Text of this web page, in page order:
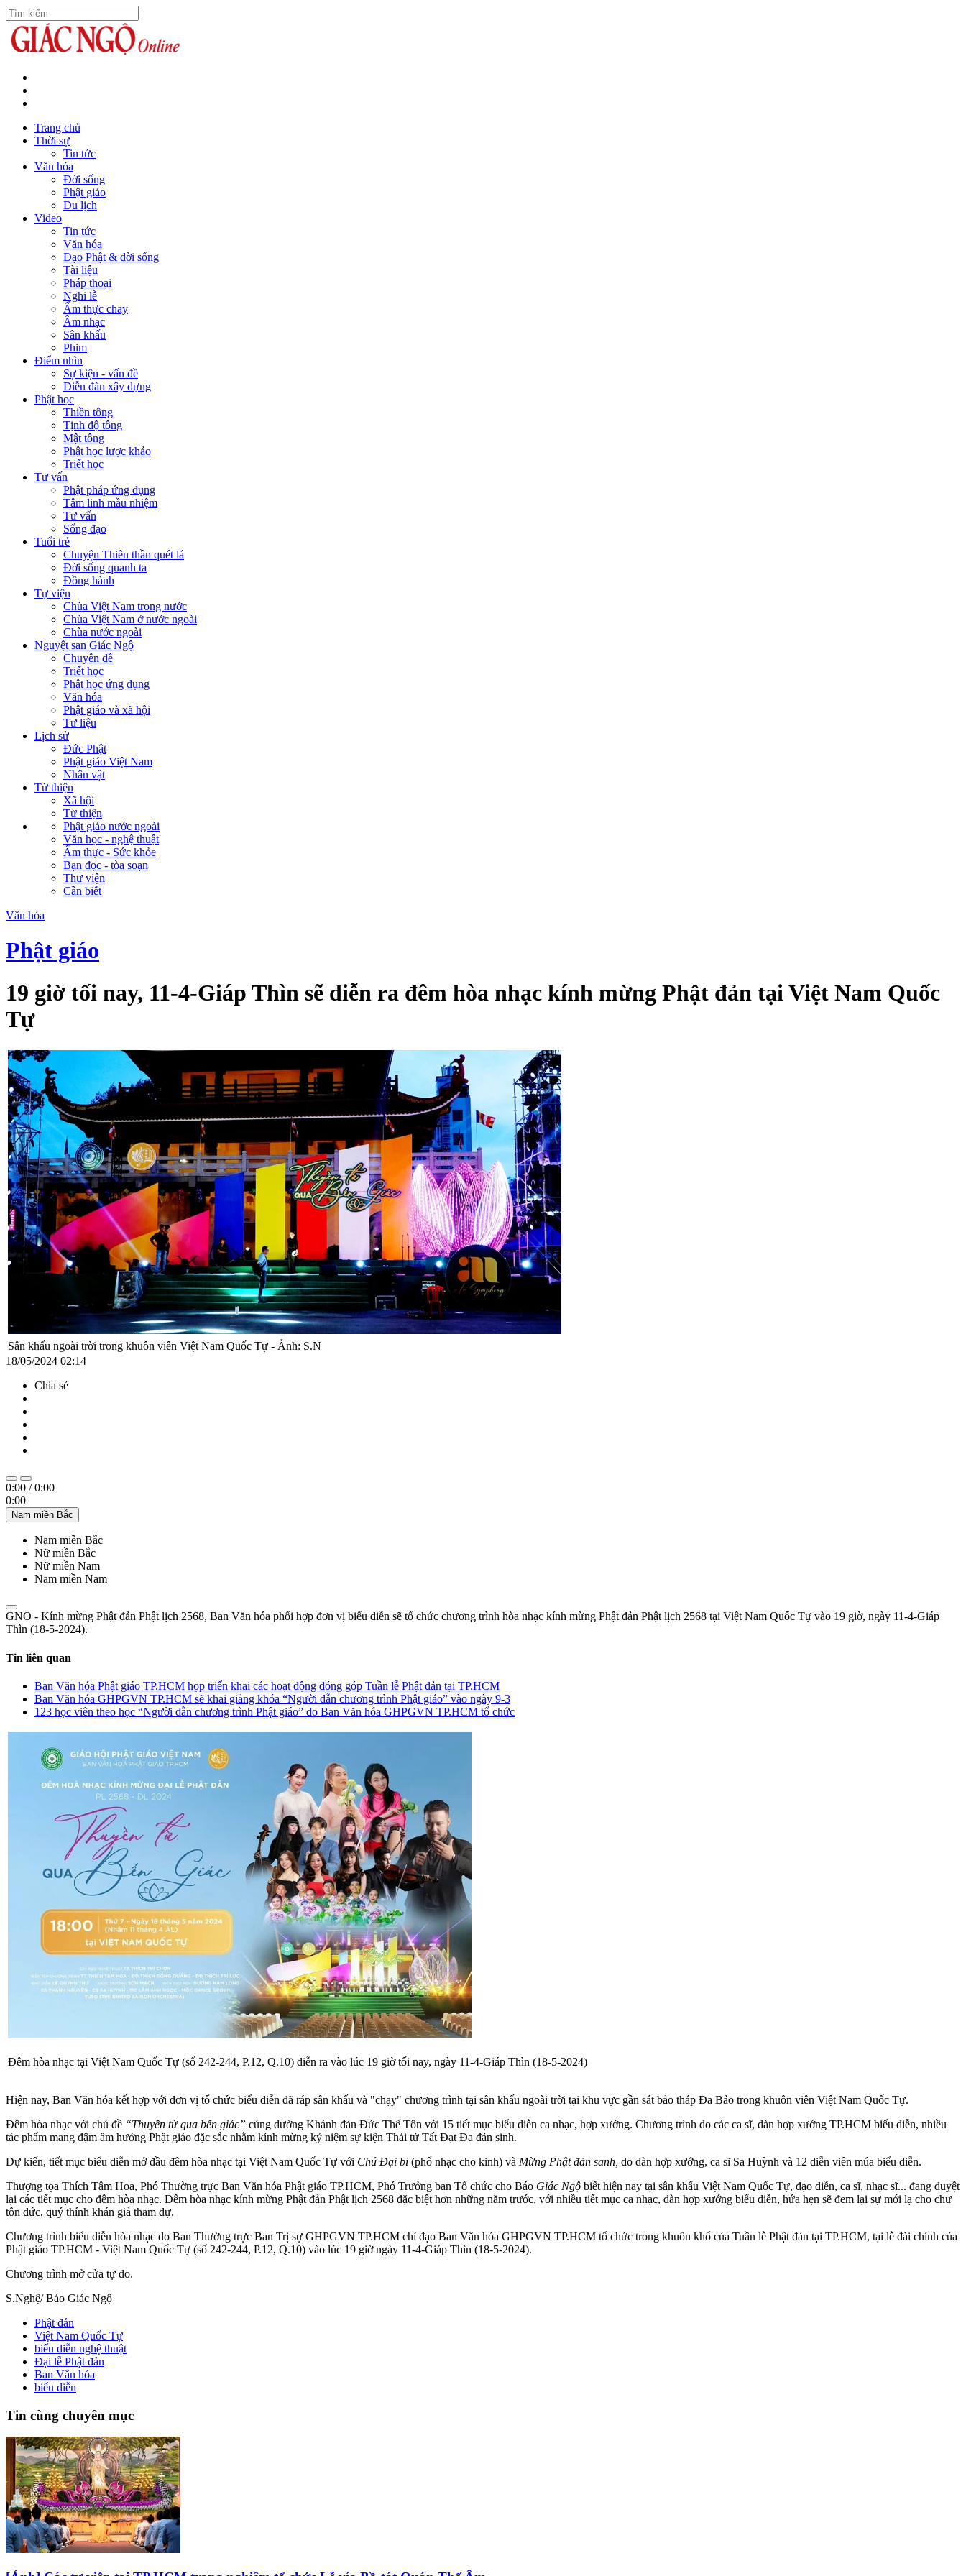
Trang chủ
Thời sự
Tin tức
Văn hóa
Đời sống
Phật giáo
Du lịch
Video
Tin tức
Văn hóa
Đạo Phật & đời sống
Tài liệu
Pháp thoại
Nghi lễ
Ẩm thực chay
Âm nhạc
Sân khấu
Phim
Điểm nhìn
Sự kiện - vấn đề
Diễn đàn xây dựng
Phật học
Thiền tông
Tịnh độ tông
Mật tông
Phật học lược khảo
Triết học
Tư vấn
Phật pháp ứng dụng
Tâm linh mầu nhiệm
Tư vấn
Sống đạo
Tuổi trẻ
Chuyện Thiên thần quét lá
Đời sống quanh ta
Đồng hành
Tự viện
Chùa Việt Nam trong nước
Chùa Việt Nam ở nước ngoài
Chùa nước ngoài
Nguyệt san Giác Ngộ
Chuyên đề
Triết học
Phật học ứng dụng
Văn hóa
Phật giáo và xã hội
Tư liệu
Lịch sử
Đức Phật
Phật giáo Việt Nam
Nhân vật
Từ thiện
Xã hội
Từ thiện
Phật giáo nước ngoài
Văn học - nghệ thuật
Ẩm thực - Sức khỏe
Bạn đọc - tòa soạn
Thư viện
Cần biết
Văn hóa
Phật giáo
19 giờ tối nay, 11-4-Giáp Thìn sẽ diễn ra đêm hòa nhạc kính mừng Phật đản tại Việt Nam Quốc
Tự
Sân khấu ngoài trời trong khuôn viên Việt Nam Quốc Tự - Ảnh: S.N
18/05/2024 02:14
Chia sẻ
0:00 /0:00
0:00
Nam miền Bắc
Nam miền Bắc
Nữ miền Bắc
Nữ miền Nam
Nam miền Nam
GNO - Kính mừng Phật đản Phật lịch 2568, Ban Văn hóa phối hợp đơn vị biểu diễn sẽ tổ chức chương trình hòa nhạc kính mừng Phật đản Phật lịch 2568 tại Việt Nam Quốc Tự vào 19 giờ, ngày 11-4-Giáp
Thìn (18-5-2024).
Tin liên quan
Ban Văn hóa Phật giáo TP.HCM họp triển khai các hoạt động đóng góp Tuần lễ Phật đản tại TP.HCM
Ban Văn hóa GHPGVN TP.HCM sẽ khai giảng khóa “Người dẫn chương trình Phật giáo” vào ngày 9-3
123 học viên theo học “Người dẫn chương trình Phật giáo” do Ban Văn hóa GHPGVN TP.HCM tổ chức
Đêm hòa nhạc tại Việt Nam Quốc Tự (số 242-244, P.12, Q.10) diễn ra vào lúc 19 giờ tối nay, ngày 11-4-Giáp Thìn (18-5-2024)
Hiện nay, Ban Văn hóa kết hợp với đơn vị tổ chức biểu diễn đã ráp sân khấu và "chạy" chương trình tại sân khấu ngoài trời tại khu vực gần sát bảo tháp Đa Bảo trong khuôn viên Việt Nam Quốc Tự.
Đêm hòa nhạc với chủ đề “Thuyền từ qua bến giác” cúng dường Khánh đản Đức Thế Tôn với 15 tiết mục biểu diễn ca nhạc, hợp xướng. Chương trình do các ca sĩ, dàn hợp xướng TP.HCM biểu diễn, nhiều
tác phẩm mang đậm âm hưởng Phật giáo đặc sắc nhằm kính mừng kỷ niệm sự kiện Thái tử Tất Đạt Đa đản sinh.
Dự kiến, tiết mục biểu diễn mở đầu đêm hòa nhạc tại Việt Nam Quốc Tự với Chú Đại bi (phổ nhạc cho kinh) và Mừng Phật đản sanh, do dàn hợp xướng, ca sĩ Sa Huỳnh và 12 diễn viên múa biểu diễn.
Thượng tọa Thích Tâm Hoa, Phó Thường trực Ban Văn hóa Phật giáo TP.HCM, Phó Trưởng ban Tổ chức cho Báo Giác Ngộ biết hiện nay tại sân khấu Việt Nam Quốc Tự, đạo diễn, ca sĩ, nhạc sĩ... đang duyệt
lại các tiết mục cho đêm hòa nhạc. Đêm hòa nhạc kính mừng Phật đản Phật lịch 2568 đặc biệt hơn những năm trước, với nhiều tiết mục ca nhạc, dàn hợp xướng biểu diễn, hứa hẹn sẽ đem lại sự mới lạ cho chư
tôn đức, quý thính khán giả tham dự.
Chương trình biểu diễn hòa nhạc do Ban Thường trực Ban Trị sự GHPGVN TP.HCM chỉ đạo Ban Văn hóa GHPGVN TP.HCM tổ chức trong khuôn khổ của Tuần lễ Phật đản tại TP.HCM, tại lễ đài chính của
Phật giáo TP.HCM - Việt Nam Quốc Tự (số 242-244, P.12, Q.10) vào lúc 19 giờ ngày 11-4-Giáp Thìn (18-5-2024).
Chương trình mở cửa tự do.
S.Nghệ/ Báo Giác Ngộ
Phật đản
Việt Nam Quốc Tự
biểu diễn nghệ thuật
Đại lễ Phật đản
Ban Văn hóa
biểu diễn
Tin cùng chuyên mục